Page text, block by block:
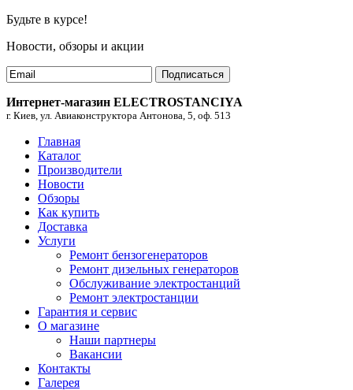
Будьте в курсе!
Новости, обзоры и акции
Подписаться
Интернет-магазин ELECTROSTANCIYA
г. Киев, ул. Авиаконструктора Антонова, 5, оф. 513
Главная
Каталог
Производители
Новости
Обзоры
Как купить
Доставка
Услуги
Ремонт бензогенераторов
Ремонт дизельных генераторов
Обслуживание электростанций
Ремонт электростанции
Гарантия и сервис
О магазине
Наши партнеры
Вакансии
Контакты
Галерея